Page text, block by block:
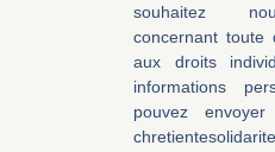
souhaitez
concernant toute
aux droits
informations
pouvez